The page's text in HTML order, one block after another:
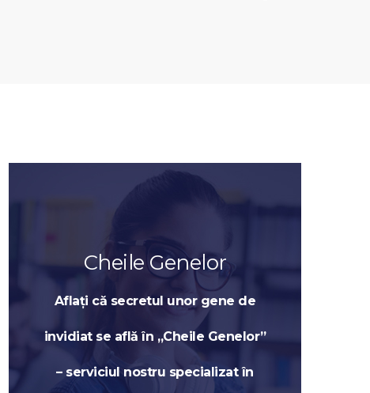
Cheile Genelor
Aflați că secretul unor gene de
invidiat se află în „Cheile Genelor”
– serviciul nostru specializat în